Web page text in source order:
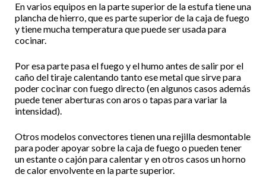
En varios equipos en la parte superior de la estufa tiene una
plancha de hierro, que es parte superior de la caja de fuego
y tiene mucha temperatura que puede ser usada para
cocinar.
Por esa parte pasa el fuego y el humo antes de salir por el
caño del tiraje calentando tanto ese metal que sirve para
poder cocinar con fuego directo (en algunos casos además
puede tener aberturas con aros o tapas para variar la
intensidad).
Otros modelos convectores tienen una rejilla desmontable
para poder apoyar sobre la caja de fuego o pueden tener
un estante o cajón para calentar y en otros casos un horno
de calor envolvente en la parte superior.